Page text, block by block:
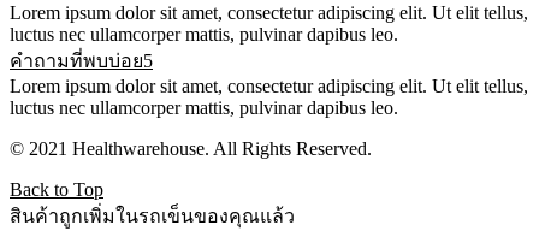
Lorem ipsum dolor sit amet, consectetur adipiscing elit. Ut elit tellus,
luctus nec ullamcorper mattis, pulvinar dapibus leo.
คำถามที่พบบ่อย5
Lorem ipsum dolor sit amet, consectetur adipiscing elit. Ut elit tellus,
luctus nec ullamcorper mattis, pulvinar dapibus leo.
© 2021 Healthwarehouse. All Rights Reserved.
Back to Top
สินค้าถูกเพิ่มในรถเข็นของคุณแล้ว